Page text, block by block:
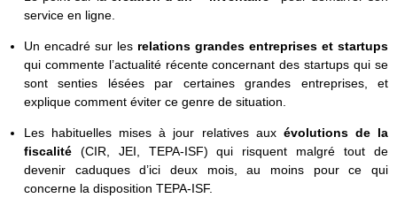
service en ligne.
Un encadré sur les relations grandes entreprises et startups
qui commente l’actualité récente concernant des startups qui se
sont senties lésées par certaines grandes entreprises, et
explique comment éviter ce genre de situation.
Les habituelles mises à jour relatives aux évolutions de la
fiscalité(CIR, JEI, TEPA-ISF) qui risquent malgré tout de
devenir caduques d’ici deux mois, au moins pour ce qui
concerne la disposition TEPA-ISF.